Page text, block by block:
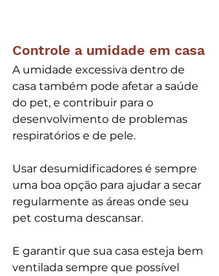
Controle a umidade em casa
A umidade excessiva dentro de
casa também pode afetar a saúde
do pet, e contribuir para o
desenvolvimento de problemas
respiratórios e de pele.
Usar desumidificadores é sempre
uma boa opção para ajudar a secar
regularmente as áreas onde seu
pet costuma descansar.
E garantir que sua casa esteja bem
ventilada sempre que possível